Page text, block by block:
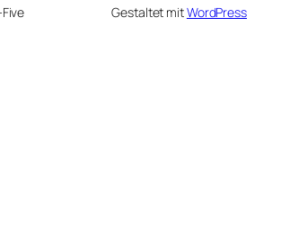
Gestaltet mitWordPress